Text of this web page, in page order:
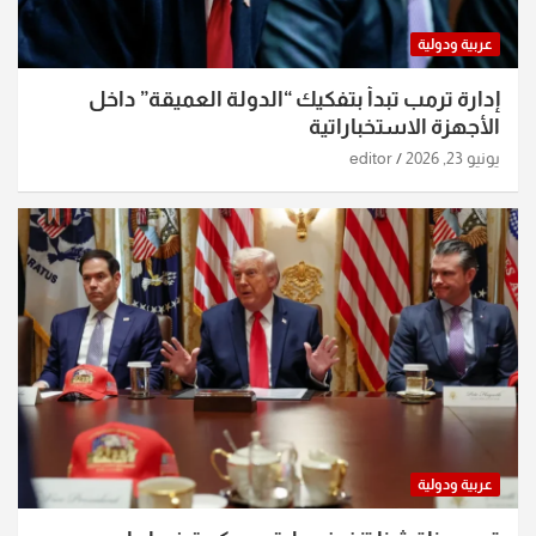
عربية ودولية
إدارة ترمب تبدأ بتفكيك “الدولة العميقة” داخل
الأجهزة الاستخباراتية
يونيو 23, 2026 editor
عربية ودولية